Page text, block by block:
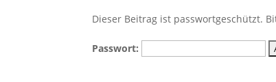
Dieser Beitrag ist passwortgeschützt.
Passwort: